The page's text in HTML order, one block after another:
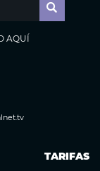
AQUÍ
TARIFAS